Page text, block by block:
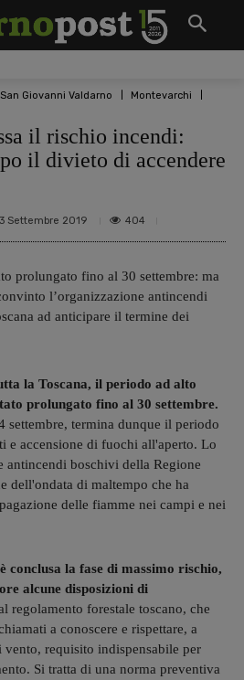
San Giovanni Valdarno
Montevarchi
il rischio incendi:
il divieto di accendere
Settembre 2019 404
prolungato fino al 30 settembre: ma
l’organizzazione antincendi
ad anticipare il termine dei
la Toscana, il periodo ad alto
prolungato fino al 30 settembre.
settembre, termina dunque il periodo
e accensione di fuochi all'aperto. Lo
antincendi boschivi della Regione
dell'ondata di maltempo che ha
delle fiamme nei campi e nei
conclusa la fase di massimo rischio,
alcune disposizioni di
regolamento forestale toscano, che
a conoscere e rispettare, a
vento, requisito indispensabile per
Si tratta di una norma preventiva